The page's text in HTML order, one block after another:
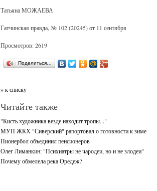
Татьяна МОЖАЕВА
Гатчинская правда, № 102 (20245) от 11 сентября
Просмотров: 2619
Поделиться…
» к списку
Читайте также
"Кисть художника везде находит тропы..."
МУП ЖКХ "Сиверский" рапортовал о готовности к зиме
Пионербол объединил пенсионеров
Олег Лиманкин: "Психиатры не чародеи, но и не злодеи"
Почему обмелела река Оредеж?